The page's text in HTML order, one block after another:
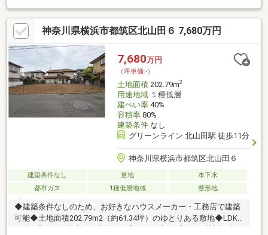
▼特徴・建築プランの幅が広がる約75坪の整形地・前面道路は幅
員約6m、間口約15mで開放感有・建築条件付宅地販売ではありま
せん・現況古家有、詳細はお問い合わせください▼周辺環境・横
浜市立茅ケ崎台小学校 徒歩4分(約250m)・東方公園 徒歩2分(約
100m)■ ご希望の住まい探しをお手伝いします ━━━━━・・・
物件の詳細・ご相談はお気軽にお問い合わせください。
神奈川県横浜市都筑区北山田６ 7,680万円
7,680万円
（坪単価:-）
土地面積202.79m2
用途地域１種低層
建ぺい率40%
容積率80%
建築条件なし
グリーンライン 北山田駅 徒歩11分
神奈川県横浜市都筑区北山田６
建築条件なし 更地
本下水
都市ガス
1種低層地域 整形地
◆建築条件なしのため、お好きなハウスメーカー・工務店で建築
可能◆土地面積202.79m2（約61.34坪）のゆとりある敷地◆LDK